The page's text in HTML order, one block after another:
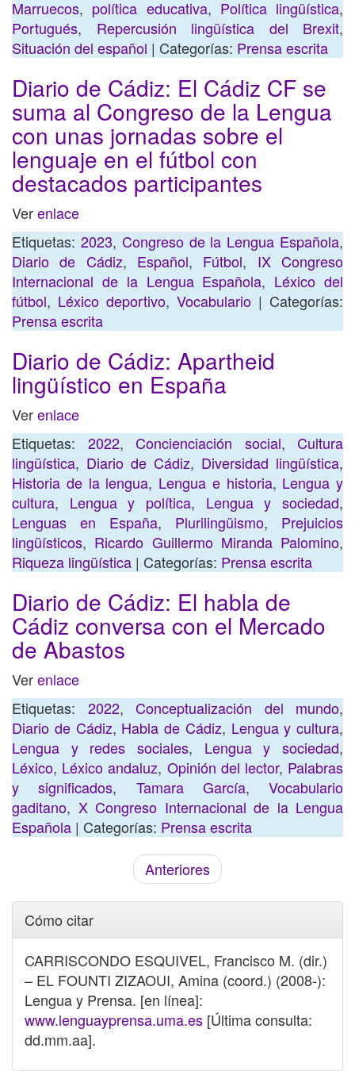
Marruecos, política educativa, Política lingüística,
Portugués, Repercusión lingüística del Brexit,
Situación del español | Categorías: Prensa escrita
Diario de Cádiz: El Cádiz CF se
suma al Congreso de la Lengua
con unas jornadas sobre el
lenguaje en el fútbol con
destacados participantes
Verenlace
Etiquetas: 2023, Congreso de la Lengua Española,
Diario de Cádiz, Español, Fútbol, IX Congreso
Internacional de la Lengua Española, Léxico del
fútbol, Léxico deportivo, Vocabulario | Categorías:
Prensa escrita
Diario de Cádiz: Apartheid
lingüístico en España
Verenlace
Etiquetas: 2022, Concienciación social, Cultura
lingüística, Diario de Cádiz, Diversidad lingüística,
Historia de la lengua, Lengua e historia, Lengua y
cultura, Lengua y política, Lengua y sociedad,
Lenguas en España, Plurilingüismo, Prejuicios
lingüísticos, Ricardo Guillermo Miranda Palomino,
Riqueza lingüística | Categorías: Prensa escrita
Diario de Cádiz: El habla de
Cádiz conversa con el Mercado
de Abastos
Verenlace
Etiquetas: 2022, Conceptualización del mundo,
Diario de Cádiz, Habla de Cádiz, Lengua y cultura,
Lengua y redes sociales, Lengua y sociedad,
Léxico, Léxico andaluz, Opinión del lector, Palabras
y significados, Tamara García, Vocabulario
gaditano, X Congreso Internacional de la Lengua
Española | Categorías: Prensa escrita
Anteriores
Cómo citar
CARRISCONDO ESQUIVEL, Francisco M. (dir.)
– EL FOUNTI ZIZAOUI, Amina (coord.) (2008-):
Lengua y Prensa. [en línea]:
www.lenguayprensa.uma.es [Última consulta:
dd.mm.aa].